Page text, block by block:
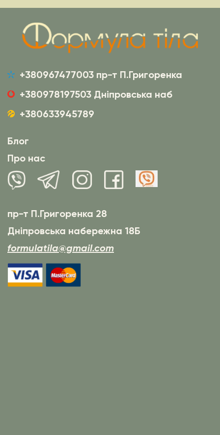
+380967477003 пр-т П.Григоренка
+380978197503 Дніпровська наб
+380633945789
Блог
Про нас
пр-т П.Григоренка 28
Дніпровська набережна 18Б
formulatila@gmail.com